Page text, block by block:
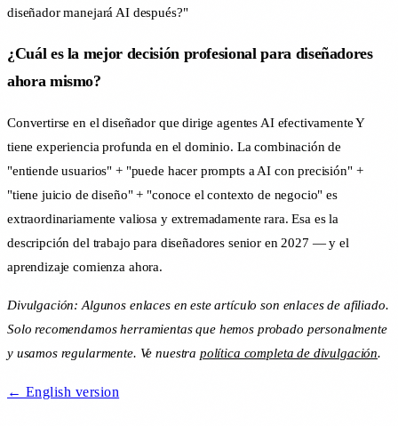
diseñador manejará AI después?"
¿Cuál es la mejor decisión profesional para diseñadores
ahora mismo?
Convertirse en el diseñador que dirige agentes AI efectivamente Y
tiene experiencia profunda en el dominio. La combinación de
"entiende usuarios" + "puede hacer prompts a AI con precisión" +
"tiene juicio de diseño" + "conoce el contexto de negocio" es
extraordinariamente valiosa y extremadamente rara. Esa es la
descripción del trabajo para diseñadores senior en 2027 — y el
aprendizaje comienza ahora.
Divulgación: Algunos enlaces en este artículo son enlaces de afiliado.
Solo recomendamos herramientas que hemos probado personalmente
y usamos regularmente. Ve nuestra política completa de divulgación.
← English version